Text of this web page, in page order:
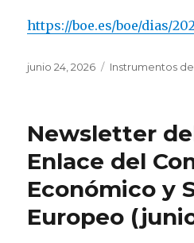
https://boe.es/boe/dias/
Publicado
junio 24, 2026 Categorías
Instrumentos
Newsletter
Enlace del
Económico y
Europeo